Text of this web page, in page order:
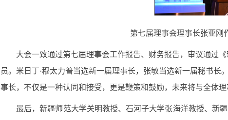
第七届理事会理事长张亚刚
大会一致通过第七届理事会工作报告、财务报告，审议通过
员。米日丁·穆太力普当选新一届理事长，张敏当选新一届秘书
事长，不仅是一种认同和接受，更是鞭策和鼓励，未来将与全体
最后，新疆师范大学关明教授、石河子大学张海洋教授、新